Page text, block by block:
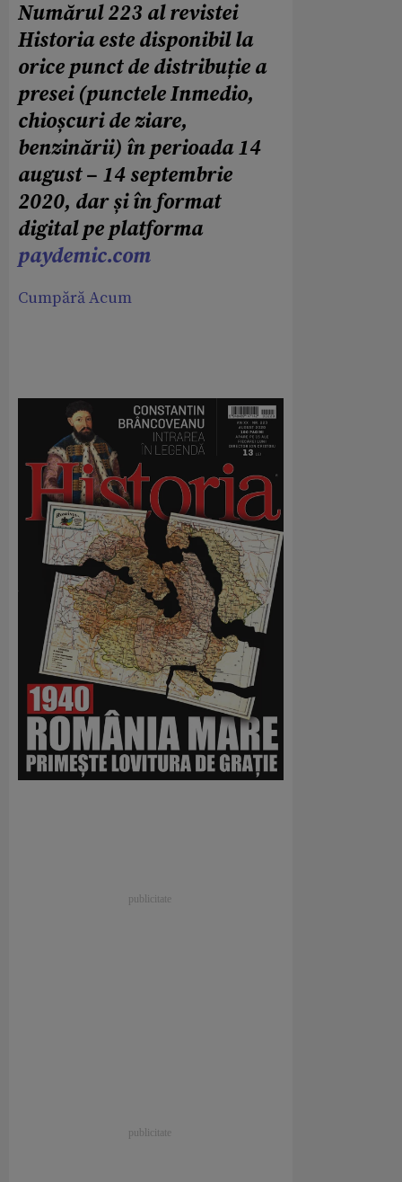
Numărul 223 al revistei
Historia este disponibil la
orice punct de distribuție a
presei (punctele Inmedio,
chioșcuri de ziare,
benzinării) în perioada 14
august – 14 septembrie
2020, dar și în format
digital pe platforma
paydemic.com
Cumpără Acum